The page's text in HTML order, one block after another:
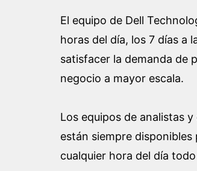
El equipo de Dell
horas del día, los 7 días a
satisfacer la demanda de
negocio a mayor escala.
Los equipos de analistas
están siempre
cualquier hora del día